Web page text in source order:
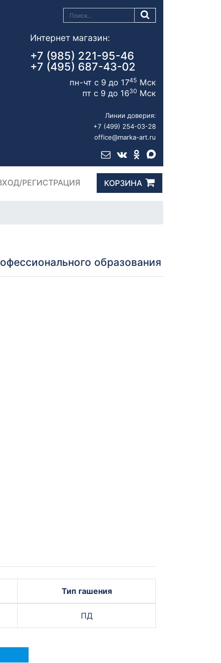
Интернет магазин:
+7 (985) 221-95-46
+7 (495) 687-43-02
пн-чт с 9 до 1745 Мск
пт с 9 до 1630 Мск
Линии доверия:
+7 (499) 254-03-28
office@marka-art.ru
РЕГИСТРАЦИЯ КОРЗИНА
образования
Тип гашения
ПД